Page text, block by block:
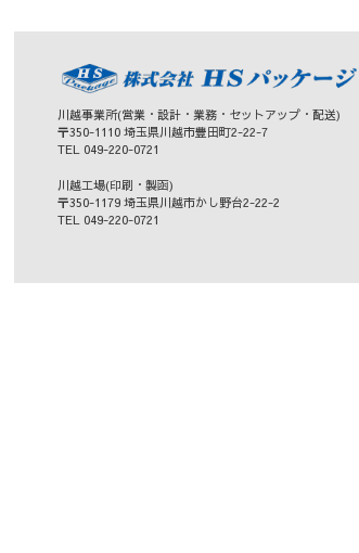
川越事業所(営業・設計・業務・セットアップ・配送)
〒350-1110 埼玉県川越市豊田町2-22-7
TEL 049-220-0721
川越工場(印刷・製函)
〒350-1179 埼玉県川越市かし野台2-22-2
TEL 049-220-0721